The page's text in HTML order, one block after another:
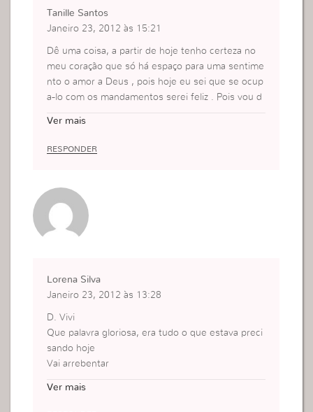
o amor e justiça.
Amei o post.
De fé em fé….
Tanille Santos
Janeiro 23, 2012 às 15:21
Dê uma coisa, a partir de hoje tenho certeza no
meu coração que só há espaço para uma sentime
nto o amor a Deus , pois hoje eu sei que se ocup
a-lo com os mandamentos serei feliz . Pois vou d
estou lendo tudo e fazendo um pequeno resumo
no meu caderno e vou segui – los sempre
Ver mais
RESPONDER
Lorena Silva
Janeiro 23, 2012 às 13:28
D. Vivi
Que palavra gloriosa, era tudo o que estava preci
sando hoje
Vai arrebentar
Ver mais